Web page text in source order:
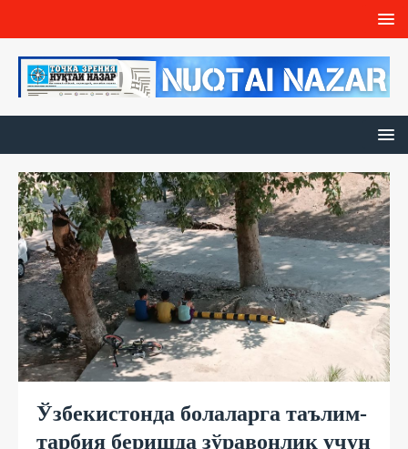
Ўзбекистонда болаларга таълим-
тарбия беришда зўравонлик учун